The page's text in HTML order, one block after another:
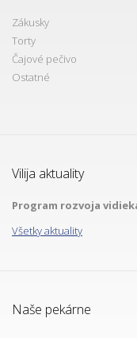
Zákusky
Torty
Čajové pečivo
Ostatné
Vilija aktuality
Program rozvoja vidieka
Všetky aktuality
Naše pekárne